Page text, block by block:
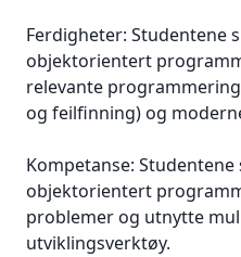
Ferdigheter: Studentene
objektorientert
relevante
og feilfinning) og
Kompetanse:
objektorientert
problemer og utnytte
utviklingsverktøy.